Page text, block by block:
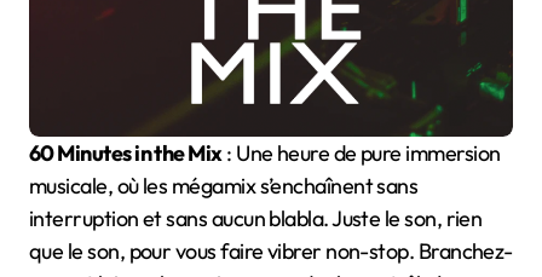
60 Minutes in the Mix: Une heure de pure immersion
musicale, où les mégamix s’enchaînent sans
interruption et sans aucun blabla. Juste le son, rien
que le son, pour vous faire vibrer non-stop. Branchez-